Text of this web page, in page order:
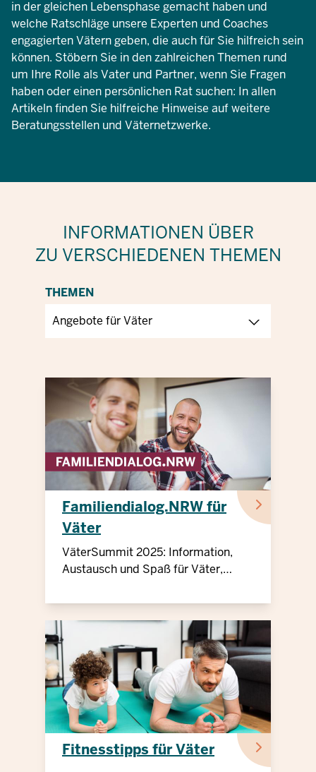
in der gleichen Lebensphase gemacht haben und
welche Ratschläge unsere Experten und Coaches
engagierten Vätern geben, die auch für Sie hilfreich sein
können. Stöbern Sie in den zahlreichen Themen rund
um Ihre Rolle als Vater und Partner, wenn Sie Fragen
haben oder einen persönlichen Rat suchen: In allen
Artikeln finden Sie hilfreiche Hinweise auf weitere
Beratungsstellen und Väternetzwerke.
INFORMATIONEN ÜBER
ZU VERSCHIEDENEN THEMEN
THEMEN
Familiendialog.NRW für
Väter
VäterSummit 2025: Information,
Austausch und Spaß für Väter,
Fitnesstipps für Väter